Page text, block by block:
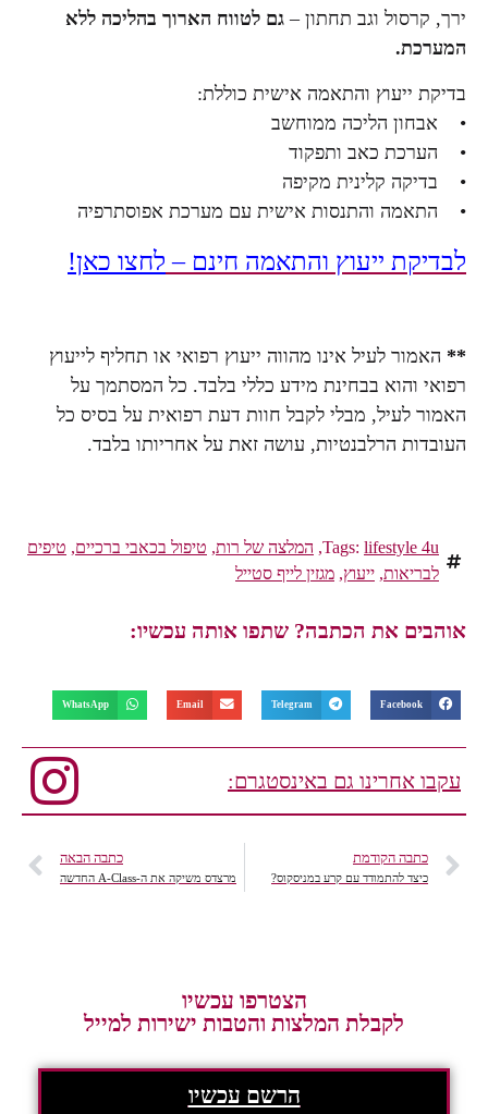
ירך, קרסול וגב תחתון – גם לטווח הארוך בהליכה ללא
המערכת.
בדיקת ייעוץ והתאמה אישית כוללת:
• אבחון הליכה ממוחשב
• הערכת כאב ותפקוד
• בדיקה קלינית מקיפה
• התאמה והתנסות אישית עם מערכת אפוסתרפיה
לבדיקת ייעוץ והתאמה חינם – לחצו כאן!
** האמור לעיל אינו מהווה ייעוץ רפואי או תחליף לייעוץ
רפואי והוא בבחינת מידע כללי בלבד. כל המסתמך על
האמור לעיל, מבלי לקבל חוות דעת רפואית על בסיס כל
העובדות הרלבנטיות, עושה זאת על אחריותו בלבד.
Tags: lifestyle 4u
, המלצה של רות, טיפול בכאבי ברכיים, טיפים
לבריאות, ייעוץ, מגזין לייף סטייל
אוהבים את הכתבה? שתפו אותה עכשיו:
Facebook
Telegram
Email
WhatsApp
עקבו אחרינו גם באינסטגרם:
כתבה הקודמת
כיצד להתמודד עם קרע במניסקוס?
כתבה הבאה
מרצדס משיקה את ה-A-Class החדשה
הצטרפו עכשיו
לקבלת המלצות והטבות ישירות למייל
הרשם עכשיו